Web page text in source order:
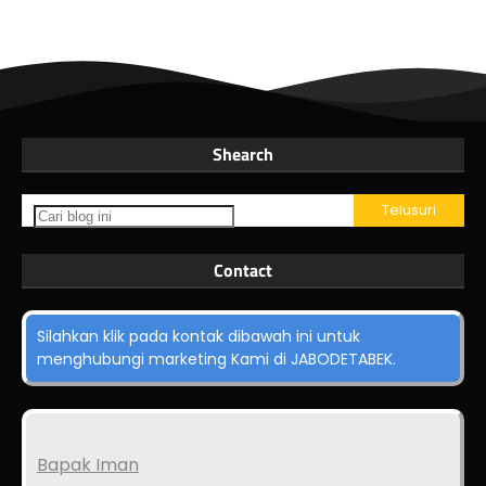
Shearch
Contact
Silahkan klik pada kontak dibawah ini untuk
menghubungi marketing Kami di JABODETABEK.
Bapak Iman